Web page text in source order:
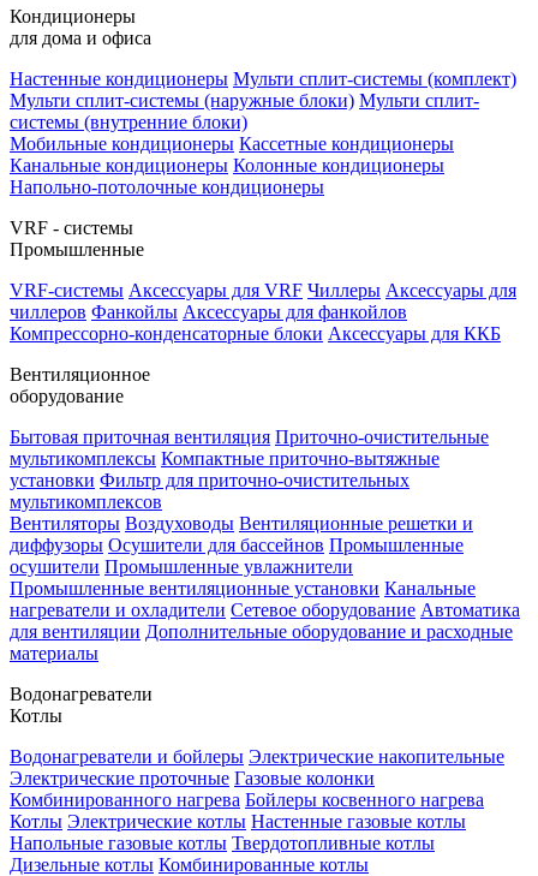
Кондиционеры
для дома и офиса
Настенные кондиционеры Мульти сплит-системы (комплект)
Мульти сплит-системы (наружные блоки) Мульти сплит-
системы (внутренние блоки)
Мобильные кондиционеры Кассетные кондиционеры
Канальные кондиционеры Колонные кондиционеры
Напольно-потолочные кондиционеры
VRF - системы
Промышленные
VRF-системы Аксессуары для VRF Чиллеры Аксессуары для
чиллеров Фанкойлы Аксессуары для фанкойлов
Компрессорно-конденсаторные блоки Аксессуары для ККБ
Вентиляционное
оборудование
Бытовая приточная вентиляция Приточно-очистительные
мультикомплексы Компактные приточно-вытяжные
установки Фильтр для приточно-очистительных
мультикомплексов
Вентиляторы Воздуховоды Вентиляционные решетки и
диффузоры Осушители для бассейнов Промышленные
осушители Промышленные увлажнители
Промышленные вентиляционные установки Канальные
нагреватели и охладители Сетевое оборудование Автоматика
для вентиляции Дополнительные оборудование и расходные
материалы
Водонагреватели
Котлы
Водонагреватели и бойлеры Электрические накопительные
Электрические проточные Газовые колонки
Комбинированного нагрева Бойлеры косвенного нагрева
Котлы Электрические котлы Настенные газовые котлы
Напольные газовые котлы Твердотопливные котлы
Дизельные котлы Комбинированные котлы